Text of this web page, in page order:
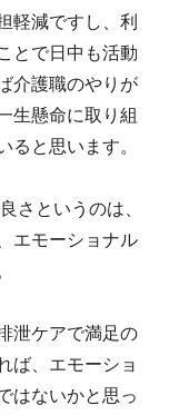
軽減ですし、利
とで日中も活動
介護職のやりが
生懸命に取り組
ると思います。
さというのは、
エモーショナル
泄ケアで満足の
ば、エモーショ
はないかと思っ